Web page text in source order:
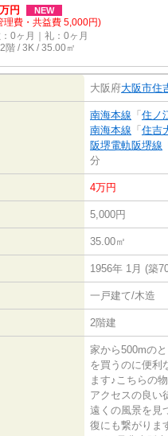
万円 NEW
理費・共益費 5,000円)
0ヶ月｜礼：0ヶ月
階 / 3K / 35.00㎡
大阪府大阪市住
南海本線 「 住ノ
南海本線 「 住吉
阪堺電軌阪堺線
分
4万円
5,000円
35.00㎡
1956年 1月 (築
一戸建て/木造
2階建
家から500mの
を買うのに便利
ます♪こちらの
アクセスの良い
遠くの風景を見
復にも繋がりま